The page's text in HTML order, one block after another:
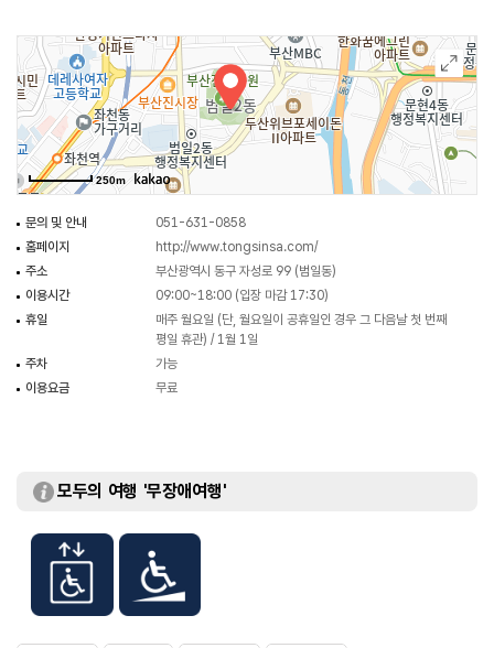
250m
문의 및 안내
051-631-0858
홈페이지
http://www.tongsinsa.com/
주소
부산광역시 동구 자성로 99 (범일동)
이용시간
09:00~18:00 (입장 마감 17:30)
휴일
매주 월요일 (단, 월요일이 공휴일인 경우 그 다음날 첫 번째
평일 휴관) / 1월 1일
주차
가능
이용요금
무료
모두의 여행 '무장애여행'